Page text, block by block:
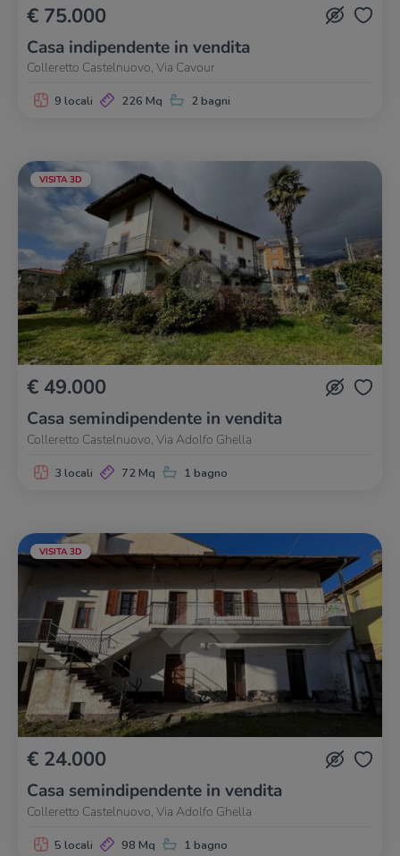
€ 75.000
Casa indipendente in vendita
Colleretto Castelnuovo, Via Cavour
9 locali 226 Mq 2 bagni
VISITA 3D
€ 49.000
Casa semindipendente in vendita
Colleretto Castelnuovo, Via Adolfo Ghella
3 locali 72 Mq 1 bagno
VISITA 3D
€ 24.000
Casa semindipendente in vendita
Colleretto Castelnuovo, Via Adolfo Ghella
5 locali 98 Mq 1 bagno